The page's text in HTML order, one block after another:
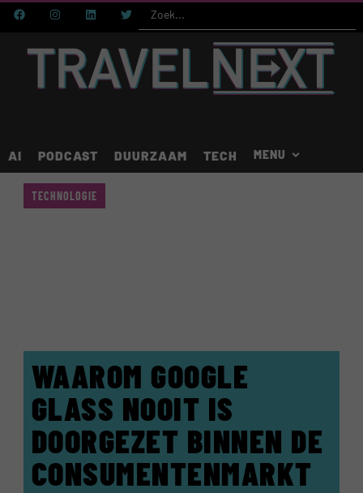
AI PODCAST DUURZAAM TECH
WAAROM GOOGLE
GLASS NOOIT IS
DOORGEZET BINNEN DE
CONSUMENTENMARKT
TECHNOLOGIE